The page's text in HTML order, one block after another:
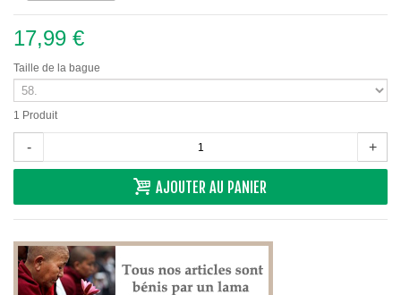
17,99 €
Taille de la bague
1 Produit
- +
AJOUTER AU PANIER